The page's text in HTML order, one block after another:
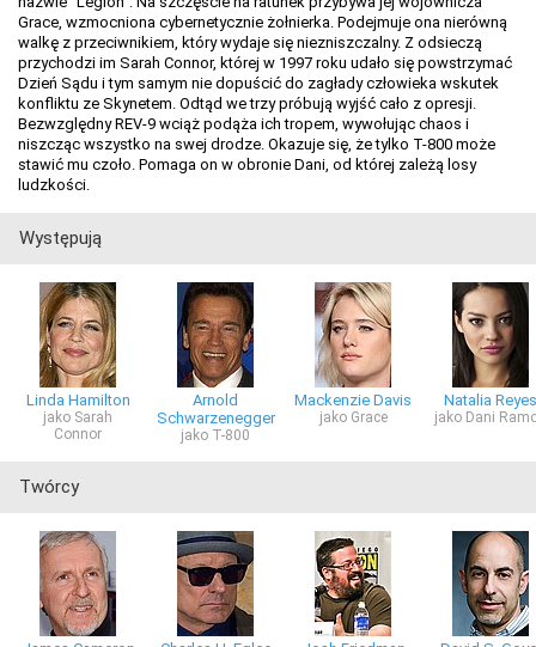
Grace, wzmocniona cybernetycznie żołnierka. Podejmuje ona nierówną
walkę z przeciwnikiem, który wydaje się niezniszczalny. Z odsieczą
przychodzi im Sarah Connor, której w 1997 roku udało się powstrzymać
Dzień Sądu i tym samym nie dopuścić do zagłady człowieka wskutek
konfliktu ze Skynetem. Odtąd we trzy próbują wyjść cało z opresji.
Bezwzględny REV-9 wciąż podąża ich tropem, wywołując chaos i
niszcząc wszystko na swej drodze. Okazuje się, że tylko T-800 może
stawić mu czoło. Pomaga on w obronie Dani, od której zależą losy
ludzkości.
Występują
Linda Hamilton
jako Sarah
Connor
Arnold
Schwarzenegger
jako T-800
Mackenzie Davis
jako Grace
Natalia Reyes
jako Dani
Twórcy